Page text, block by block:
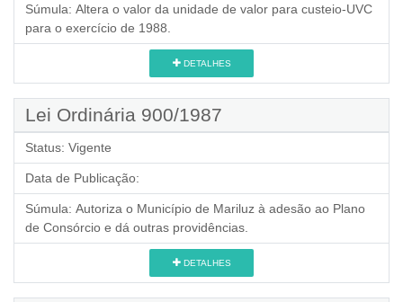
Súmula: Altera o valor da unidade de valor para custeio-UVC
para o exercício de 1988.
DETALHES
Lei Ordinária 900/1987
Status: Vigente
Data de Publicação:
Súmula: Autoriza o Município de Mariluz à adesão ao Plano
de Consórcio e dá outras providências.
DETALHES